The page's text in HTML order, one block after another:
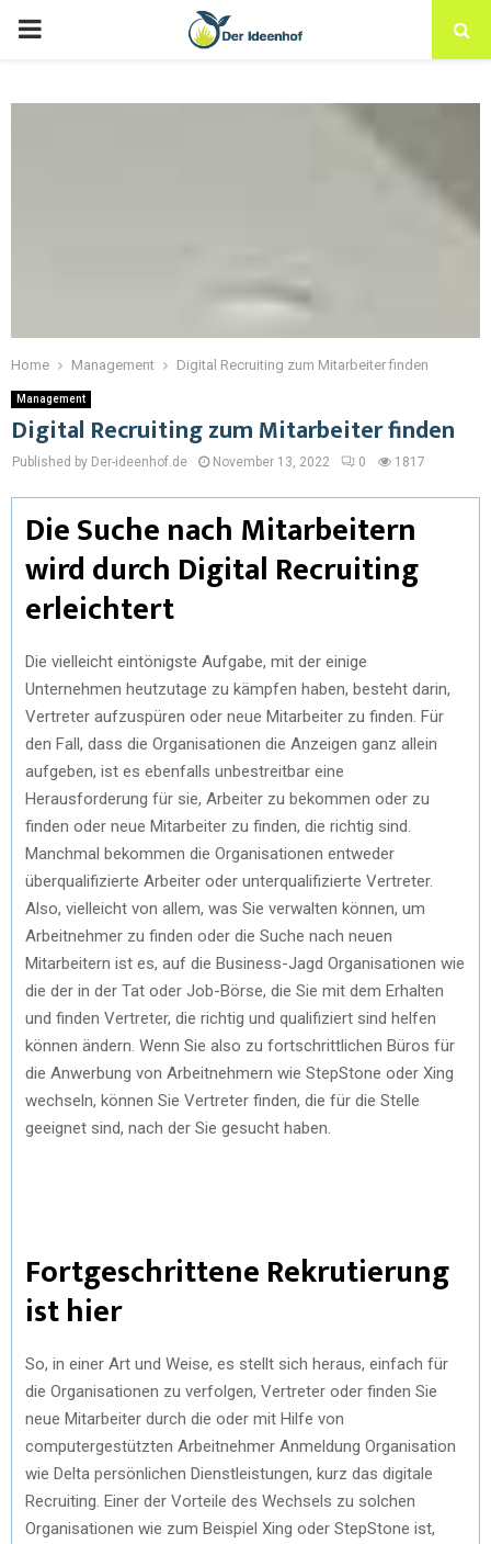
Home Management Digital Recruiting zum Mitarbeiter finden
Management
Digital Recruiting zum Mitarbeiter finden
Published by Der-ideenhof.de November 13, 2022 0 1817
Die Suche nach Mitarbeitern
wird durch Digital Recruiting
erleichtert
Die vielleicht eintönigste Aufgabe, mit der einige
Unternehmen heutzutage zu kämpfen haben, besteht darin,
Vertreter aufzuspüren oder neue Mitarbeiter zu finden. Für
den Fall, dass die Organisationen die Anzeigen ganz allein
aufgeben, ist es ebenfalls unbestreitbar eine
Herausforderung für sie, Arbeiter zu bekommen oder zu
finden oder neue Mitarbeiter zu finden, die richtig sind.
Manchmal bekommen die Organisationen entweder
überqualifizierte Arbeiter oder unterqualifizierte Vertreter.
Also, vielleicht von allem, was Sie verwalten können, um
Arbeitnehmer zu finden oder die Suche nach neuen
Mitarbeitern ist es, auf die Business-Jagd Organisationen wie
die der in der Tat oder Job-Börse, die Sie mit dem Erhalten
und finden Vertreter, die richtig und qualifiziert sind helfen
können ändern. Wenn Sie also zu fortschrittlichen Büros für
die Anwerbung von Arbeitnehmern wie StepStone oder Xing
wechseln, können Sie Vertreter finden, die für die Stelle
geeignet sind, nach der Sie gesucht haben.
Fortgeschrittene Rekrutierung
ist hier
So, in einer Art und Weise, es stellt sich heraus, einfach für
die Organisationen zu verfolgen, Vertreter oder finden Sie
neue Mitarbeiter durch die oder mit Hilfe von
computergestützten Arbeitnehmer Anmeldung Organisation
wie Delta persönlichen Dienstleistungen, kurz das digitale
Recruiting. Einer der Vorteile des Wechsels zu solchen
Organisationen wie zum Beispiel Xing oder StepStone ist,